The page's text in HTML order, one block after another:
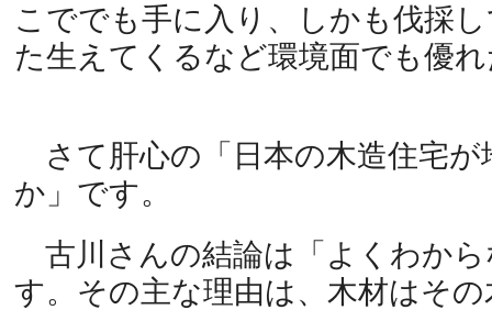
こででも手に入り、しかも伐採
た生えてくるなど環境面でも優
さて肝心の「日本の木造住宅が
か」です。
古川さんの結論は「よくわか
す。その主な理由は、木材はそ